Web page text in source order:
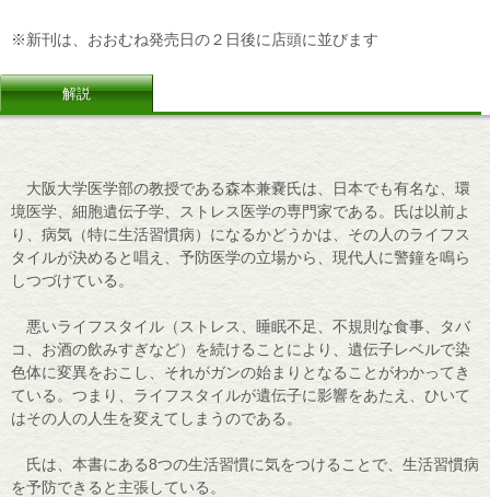
※新刊は、おおむね発売日の２日後に店頭に並びます
解説
大阪大学医学部の教授である森本兼嚢氏は、日本でも有名な、環
境医学、細胞遺伝子学、ストレス医学の専門家である。氏は以前よ
り、病気（特に生活習慣病）になるかどうかは、その人のライフス
タイルが決めると唱え、予防医学の立場から、現代人に警鐘を鳴ら
しつづけている。
悪いライフスタイル（ストレス、睡眠不足、不規則な食事、タバ
コ、お酒の飲みすぎなど）を続けることにより、遺伝子レベルで染
色体に変異をおこし、それがガンの始まりとなることがわかってき
ている。つまり、ライフスタイルが遺伝子に影響をあたえ、ひいて
はその人の人生を変えてしまうのである。
氏は、本書にある8つの生活習慣に気をつけることで、生活習慣病
を予防できると主張している。